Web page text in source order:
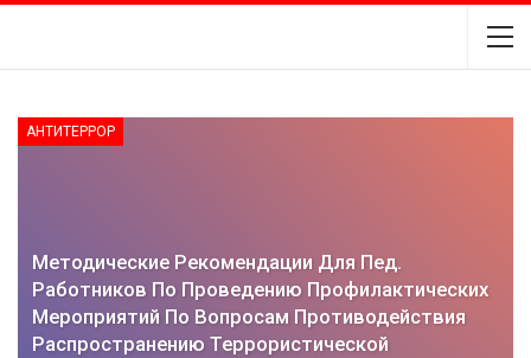
АНТИТЕРРОР
Методические Рекомендации Для Пед.
Работников По Проведению Профилактических
Мероприятий По Вопросам Противодействия
Распространению Террористической